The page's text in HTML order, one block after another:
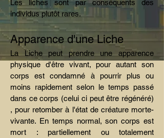
Les liches sont par conséquents des
individus plutôt rares.
Apparence d'une Liche
La Liche peut prendre une apparence
physique d'être vivant, pour autant son
corps est condamné à pourrir plus ou
moins rapidement selon le temps passé
dans ce corps (celui ci peut être régénéré)
, pour retomber à l'état de créature morte-
vivante. En temps normal, son corps est
mort : partiellement ou totalement